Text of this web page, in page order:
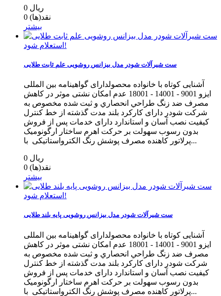
0 ریال
0 نقد(ها)
بیشتر
استعلام شود!
ست شیرآلات شودر مدل بیزانس روشویی علم ثابت طلایی
آشنایی کوتاه با خانواده محصولدارای گواهینامه بین المللی
ایزو 9001 - 14001 - 18001 عدم امکان نشتی موثر در کاهش
مصرف ضد زنگ طراحي انحصاري و ثبت شده مخصوص به
شرکت شودر دارای کارکرد بلند مدت گذشته از خط كنترل
كيفيت نصب آسان و استاندارد دارای خدمات پس از فروش
بدون رسوب سهولت بر حرکت اهرم ساختار ارگونومیک
پرلاتور کاهنده مصرف پوشش رنگ الکترواستاتیکی با...
0 ریال
0 نقد(ها)
بیشتر
استعلام شود!
ست شیرآلات شودر مدل بیزانس روشویی پایه بلند طلایی
آشنایی کوتاه با خانواده محصولدارای گواهینامه بین المللی
ایزو 9001 - 14001 - 18001 عدم امکان نشتی موثر در کاهش
مصرف ضد زنگ طراحي انحصاري و ثبت شده مخصوص به
شرکت شودر دارای کارکرد بلند مدت گذشته از خط كنترل
كيفيت نصب آسان و استاندارد دارای خدمات پس از فروش
بدون رسوب سهولت بر حرکت اهرم ساختار ارگونومیک
پرلاتور کاهنده مصرف پوشش رنگ الکترواستاتیکی با...